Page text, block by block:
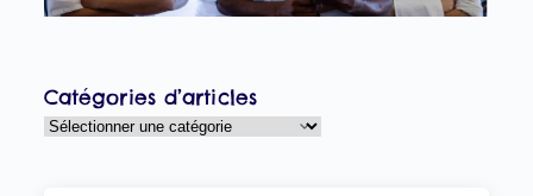
Catégories d’articles